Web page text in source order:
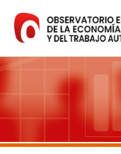
contenido